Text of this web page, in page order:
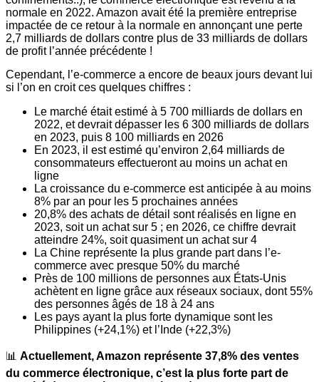
normale en 2022. Amazon avait été la première entreprise
impactée de ce retour à la normale en annonçant une perte
2,7 milliards de dollars contre plus de 33 milliards de dollars
de profit l’année précédente !
Cependant, l’e-commerce a encore de beaux jours devant lui
si l’on en croit ces quelques chiffres :
Le marché était estimé à 5 700 milliards de dollars en
2022, et devrait dépasser les 6 300 milliards de dollars
en 2023, puis 8 100 milliards en 2026
En 2023, il est estimé qu’environ 2,64 milliards de
consommateurs effectueront au moins un achat en
ligne
La croissance du e-commerce est anticipée à au moins
8% par an pour les 5 prochaines années
20,8% des achats de détail sont réalisés en ligne en
2023, soit un achat sur 5 ; en 2026, ce chiffre devrait
atteindre 24%, soit quasiment un achat sur 4
La Chine représente la plus grande part dans l’e-
commerce avec presque 50% du marché
Près de 100 millions de personnes aux États-Unis
achètent en ligne grâce aux réseaux sociaux, dont 55%
des personnes âgés de 18 à 24 ans
Les pays ayant la plus forte dynamique sont les
Philippines (+24,1%) et l’Inde (+22,3%)
📊 Actuellement, Amazon représente 37,8% des ventes
du commerce électronique, c’est la plus forte part de